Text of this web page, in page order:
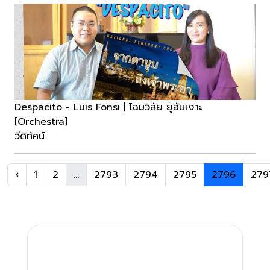
Despacito - Luis Fonsi | โฉมวิลัย ยูฮันเงาะ
[Orchestra]
วีดิทัศน์
‹ 1 2 ... 2793 2794 2795 2796